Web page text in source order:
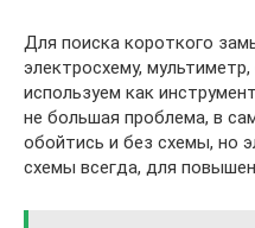
Для поиска короткого
электросхему,
используем как
не большая проблема, в
обойтись и без схемы, но
схемы всегда, для